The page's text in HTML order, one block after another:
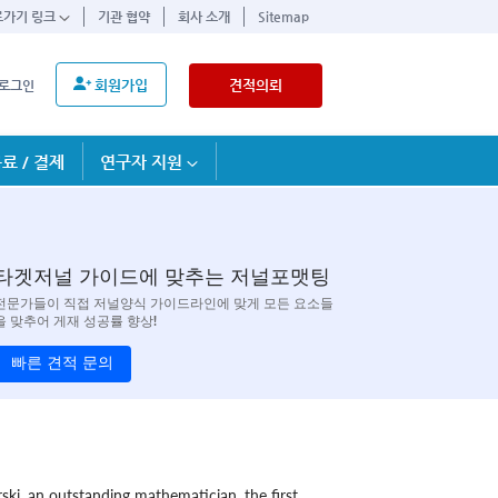
가기 링크 기관 협약 회사 소개 Sitemap
로그인 회원가입 견적의뢰
/ 결제 연구자 지원
겟저널 가이드에 맞추는 저널포맷팅
문가들이 직접 저널양식 가이드라인에 맞게 모든 요소들
맞추어 게재 성공률 향상!
빠른 견적 문의